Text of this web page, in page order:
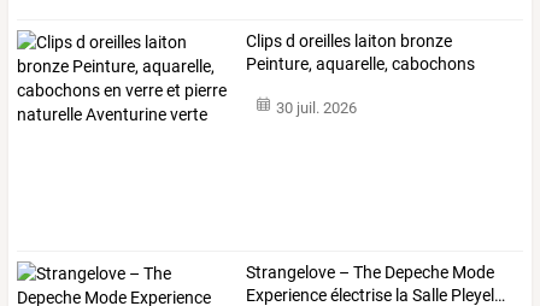
Clipsd oreilles laiton bronze
Peinture, aquarelle, cabochons
30 juil. 2026
Strangelove – The Depeche Mode
Experienceélectrise la Salle Pleyel …